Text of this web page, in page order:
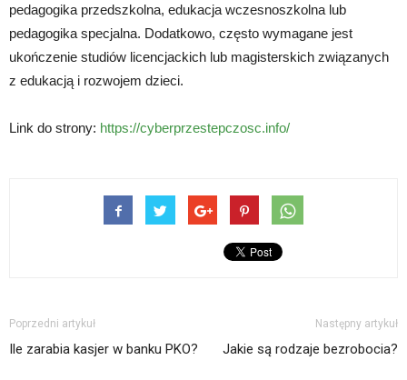
pedagogika przedszkolna, edukacja wczesnoszkolna lub
pedagogika specjalna. Dodatkowo, często wymagane jest
ukończenie studiów licencjackich lub magisterskich związanych
z edukacją i rozwojem dzieci.
Link do strony: https://cyberprzestepczosc.info/
Poprzedni artykuł
Ile zarabia kasjer w banku PKO?
Następny artykuł
Jakie są rodzaje bezrobocia?